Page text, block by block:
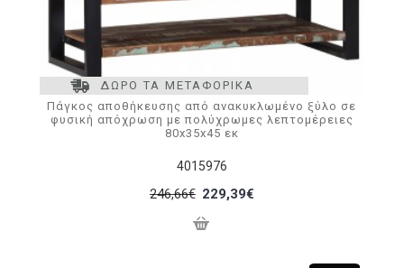
ΔΩΡΟ ΤΑ ΜΕΤΑΦΟΡΙΚΑ
4015976
Πάγκος αποθήκευσης από ανακυκλωμένο ξύλο σε
φυσική απόχρωση με πολύχρωμες λεπτομέρειες
80x35x45 εκ
246,66€ 229,39€